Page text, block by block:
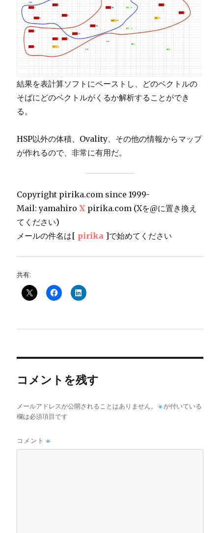
結果を表計算ソフトにペーストし、どのベクトルの
そばにどのベクトルがくるか解析することができ
る。
HSP以外の体積、Ovality、その他の情報からマップ
が作れるので、非常に有用だ。
Copyright pirika.com since 1999-
Mail: yamahiro X pirika.com (Xを@に置き換え
てください)
メールの件名は[ pirika ]で始めてください
共有:
コメントを残す
メールアドレスが公開されることはありません。 ※ が付いている
欄は必須項目です
コメント※